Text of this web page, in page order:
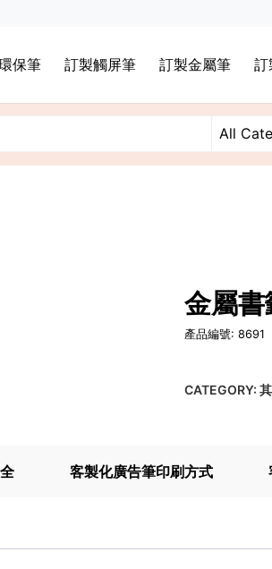
保筆 訂製觸屏筆 訂製金屬筆 訂
金屬書
產品編號: 8691
CATEGORY:
客製化廣告筆印刷方式